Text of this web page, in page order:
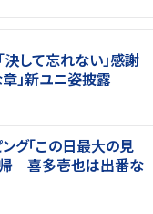
して忘れない」感謝
」新ユニ姿披露
グ「この日最大の見
帰 喜多壱也は出番な